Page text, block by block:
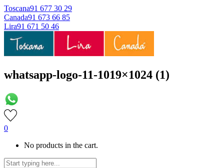
Toscana91 677 30 29
Canada91 673 66 85
Lira91 671 50 46
whatsapp-logo-11-1019×1024 (1)
0
No products in the cart.